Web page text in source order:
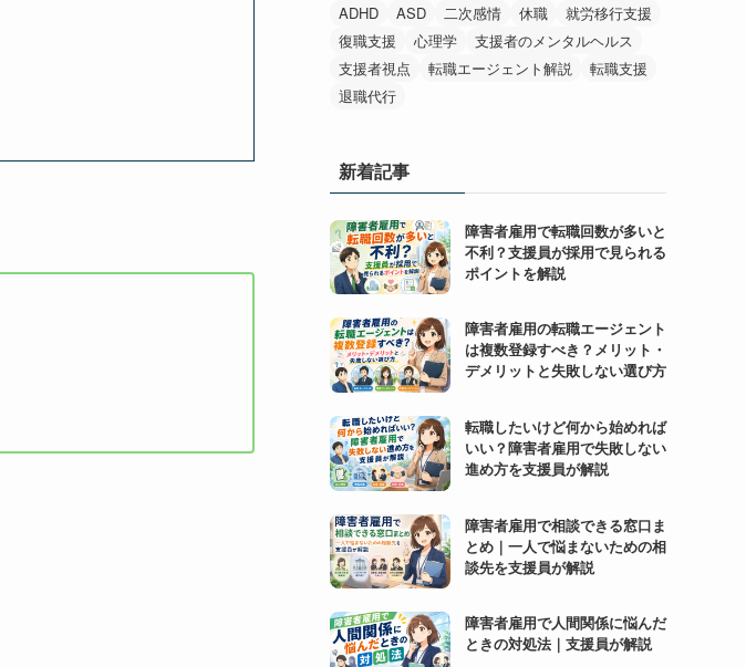
ADHD ASD 二次感情 休職
就労移行支援
復職支援
心理学
支援者のメンタルヘルス
支援者視点
転職エージェント解説
転職支援
退職代行
新着記事
障害者雇用で転職回数が多いと
不利？支援員が採用で見られる
ポイントを解説
障害者雇用の転職エージェント
は複数登録すべき？メリット・
デメリットと失敗しない選び方
転職したいけど何から始めれば
いい？障害者雇用で失敗しない
進め方を支援員が解説
障害者雇用で相談できる窓口ま
とめ｜一人で悩まないための相
談先を支援員が解説
障害者雇用で人間関係に悩んだ
ときの対処法｜支援員が解説